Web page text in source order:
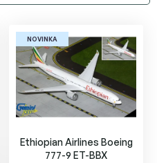
NOVINKA
Ethiopian Airlines Boeing
777-9 ET-BBX